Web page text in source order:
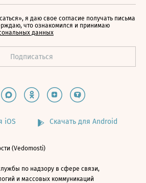
я даю свое согласие получать письма
что ознакомился и принимаю
данных
iOS Скачать для Android
(Vedomosti)
по надзору в сфере связи,
и массовых коммуникаций